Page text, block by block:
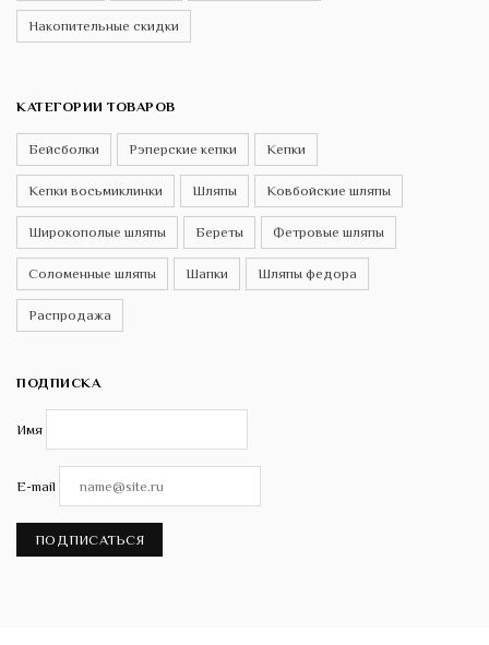
Накопительные скидки
КАТЕГОРИИ ТОВАРОВ
Бейсболки Рэперские кепки Кепки
Кепки восьмиклинки Шляпы Ковбойские шляпы
Широкополые шляпы Береты Фетровые шляпы
Соломенные шляпы Шапки Шляпы федора
Распродажа
ПОДПИСКА
Имя
E-mail
ПОДПИСАТЬСЯ